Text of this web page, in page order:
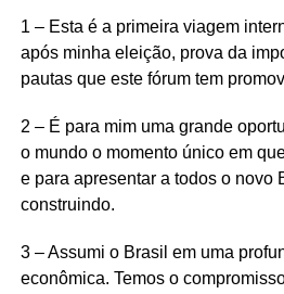
1 – Esta é a primeira viagem
após minha eleição, prova da
pautas que este fórum tem
2 – É para mim uma grande
o mundo o momento único em
e para apresentar a todos o novo
construindo.
3 – Assumi o Brasil em uma
econômica. Temos o